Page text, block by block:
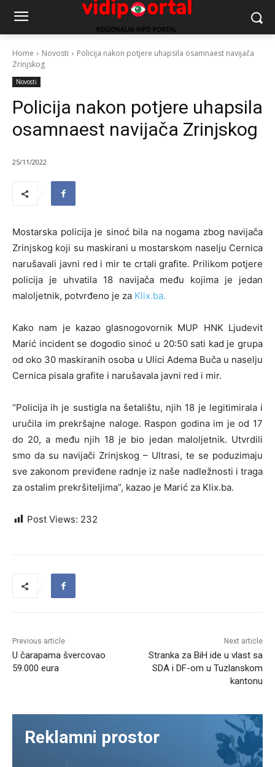
Home Novosti
Policija nakon potjere uhapsila osamnaest navijača
Zrinjskog
Novosti
Policija nakon potjere uhapsila
osamnaest navijača Zrinjskog
25/11/2022
Mostarska policija je sinoć bila na nogama zbog navijača
Zrinjskog koji su maskirani u mostarskom naselju Cernica
narušavali javni red i mir te crtali grafite. Prilikom potjere
policija je uhvatila 18 navijača među kojima je jedan
maloljetnik, potvrđeno je za Klix.ba.
Kako nam je kazao glasnogovornik MUP HNK Ljudevit
Marić incident se dogodio sinoć u 20:50 sati kad je grupa
od oko 30 maskiranih osoba u Ulici Adema Buča u naselju
Cernica pisala grafite i narušavala javni red i mir.
“Policija ih je sustigla na šetalištu, njih 18 je legitimirala i
uručila im prekršajne naloge. Raspon godina im je od 17
do 20, a među njih 18 je bio jedan maloljetnik. Utvrdili
smo da su navijači Zrinjskog – Ultrasi, te se poduzimaju
sve zakonom previđene radnje iz naše nadležnosti i traga
za ostalim prekršiteljima”, kazao je Marić za Klix.ba.
Post Views: 232
Previous article
U čarapama švercovao
59.000 eura
Next article
Stranka za BiH ide u vlast sa
SDA i DF-om u Tuzlanskom
kantonu
Reklamni prostor